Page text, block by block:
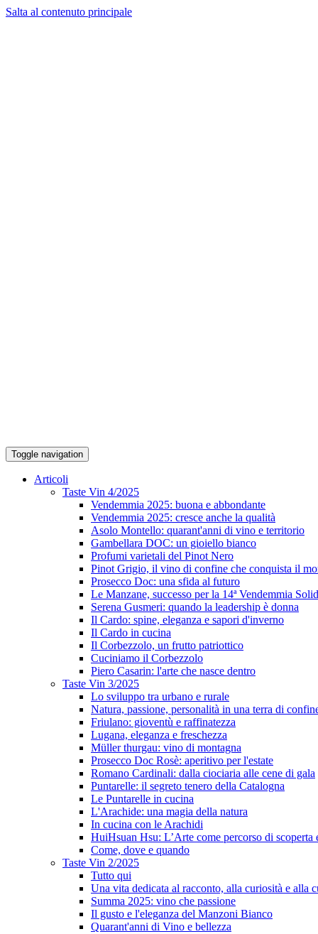
Salta al contenuto principale
Toggle navigation
Articoli
Taste Vin 4/2025
Vendemmia 2025: buona e abbondante
Vendemmia 2025: cresce anche la qualità
Asolo Montello: quarant'anni di vino e territorio
Gambellara DOC: un gioiello bianco
Profumi varietali del Pinot Nero
Pinot Grigio, il vino di confine che conquista il
Prosecco Doc: una sfida al futuro
Le Manzane, successo per la 14ª Vendemmia
Serena Gusmeri: quando la leadership è donna
Il Cardo: spine, eleganza e sapori d'inverno
Il Cardo in cucina
Il Corbezzolo, un frutto patriottico
Cuciniamo il Corbezzolo
Piero Casarin: l'arte che nasce dentro
Taste Vin 3/2025
Lo sviluppo tra urbano e rurale
Natura, passione, personalità in una terra di
Friulano: gioventù e raffinatezza
Lugana, eleganza e freschezza
Müller thurgau: vino di montagna
Prosecco Doc Rosè: aperitivo per l'estate
Romano Cardinali: dalla ciociaria alle cene di gala
Puntarelle: il segreto tenero della Catalogna
Le Puntarelle in cucina
L'Arachide: una magia della natura
In cucina con le Arachidi
HuiHsuan Hsu: L’Arte come percorso di scoperta
Come, dove e quando
Taste Vin 2/2025
Tutto qui
Una vita dedicata al racconto, alla curiosità e alla
Summa 2025: vino che passione
Il gusto e l'eleganza del Manzoni Bianco
Quarant'anni di Vino e bellezza